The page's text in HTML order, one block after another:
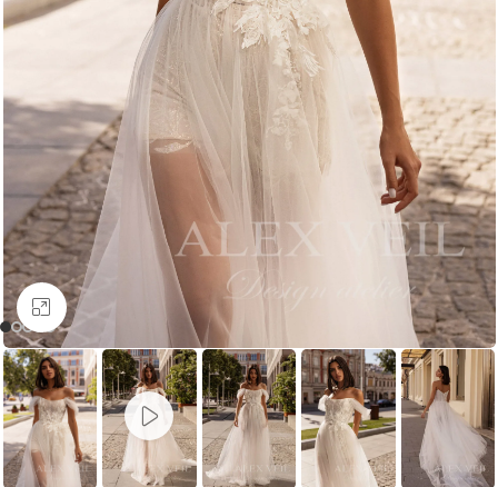
Увеличить